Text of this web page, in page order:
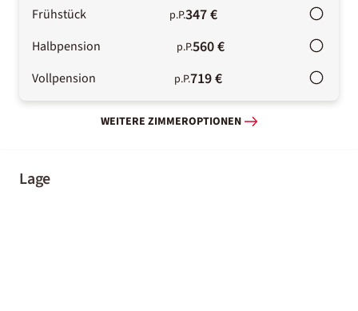
Frühstück p.P.347 €
Halbpension p.P.560 €
Vollpension p.P.719 €
WEITERE ZIMMEROPTIONEN
Lage